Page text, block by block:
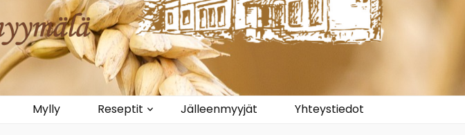
Mylly Reseptit Jälleenmyyjät Yhteystiedot